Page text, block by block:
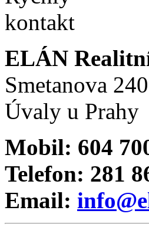
ELÁN
Smetanova 240
Úvaly u Prahy
Mobil: 604
Telefon: 281
Email: